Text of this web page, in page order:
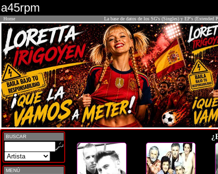
a45rpm
Home La base de datos de los SG's (Singles) y EP's (Extended
BUSCAR
MENÚ